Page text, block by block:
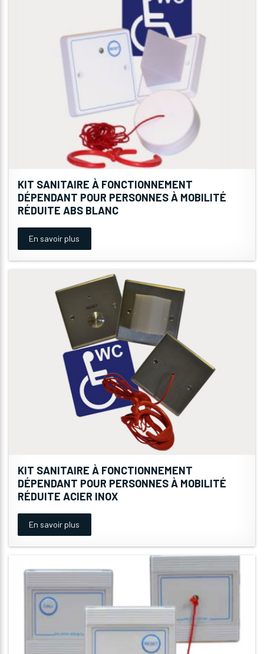
KIT SANITAIRE À FONCTIONNEMENT
DÉPENDANT POUR PERSONNES À MOBILITÉ
RÉDUITE ABS BLANC
En savoir plus
KIT SANITAIRE À FONCTIONNEMENT
DÉPENDANT POUR PERSONNES À MOBILITÉ
RÉDUITE ACIER INOX
En savoir plus